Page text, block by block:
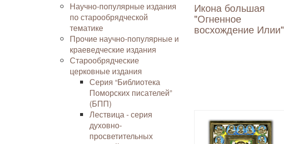
Научно-популярные издания
по старообрядческой
тематике
Прочие научно-популярные и
краеведческие издания
Старообрядческие
церковные издания
Серия “Библиотека
Поморских писателей”
(БПП)
Лествица - серия
духовно-
просветительных
Икона большая
"Огненное
восхождение Илии"